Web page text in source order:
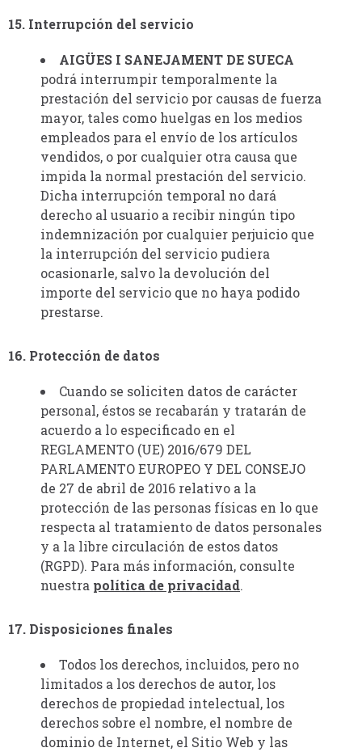
15. Interrupción del servicio
AIGÜES I SANEJAMENT DE SUECA
podrá interrumpir temporalmente la
prestación del servicio por causas de fuerza
mayor, tales como huelgas en los medios
empleados para el envío de los artículos
vendidos, o por cualquier otra causa que
impida la normal prestación del servicio.
Dicha interrupción temporal no dará
derecho al usuario a recibir ningún tipo
indemnización por cualquier perjuicio que
la interrupción del servicio pudiera
ocasionarle, salvo la devolución del
importe del servicio que no haya podido
prestarse.
16. Protección de datos
Cuando se soliciten datos de carácter
personal, éstos se recabarán y tratarán de
acuerdo a lo especificado en el
REGLAMENTO (UE) 2016/679 DEL
PARLAMENTO EUROPEO Y DEL CONSEJO
de 27 de abril de 2016 relativo a la
protección de las personas físicas en lo que
respecta al tratamiento de datos personales
y a la libre circulación de estos datos
(RGPD). Para más información, consulte
nuestra política de privacidad.
17. Disposiciones finales
Todos los derechos, incluidos, pero no
limitados a los derechos de autor, los
derechos de propiedad intelectual, los
derechos sobre el nombre, el nombre de
dominio de Internet, el Sitio Web y las